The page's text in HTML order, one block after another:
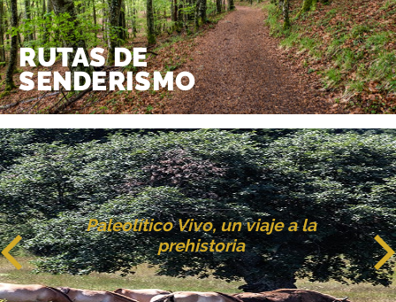
RUTAS DE
SENDERISMO
Paleolítico Vivo, un viaje a la
prehistoria